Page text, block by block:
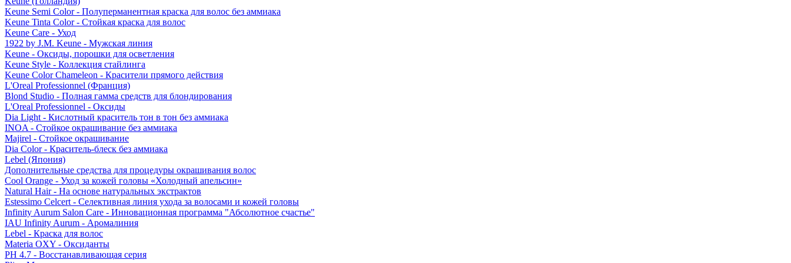
Keune Semi Color - Полуперманентная краска для волос без аммиака
Keune Tinta Color - Стойкая краска для волос
Keune Care - Уход
1922 by J.M. Keune - Мужская линия
Keune - Оксиды, порошки для осветления
Keune Style - Коллекция стайлинга
Keune Color Chameleon - Красители прямого действия
L'Oreal Professionnel (Франция)
Blond Studio - Полная гамма средств для блондирования
L'Oreal Professionnel - Оксиды
Dia Light - Кислотный краситель тон в тон без аммиака
INOA - Стойкое окрашивание без аммиака
Majirel - Стойкое окрашивание
Dia Color - Краситель-блеск без аммиака
Lebel (Япония)
Дополнительные средства для процедуры окрашивания волос
Cool Orange - Уход за кожей головы «Холодный апельсин»
Natural Hair - На основе натуральных экстрактов
Estessimo Celcert - Селективная линия ухода за волосами и кожей головы
Infinity Aurum Salon Care - Инновационная программа "Абсолютное счастье"
IAU Infinity Aurum - Аромалиния
Lebel - Краска для волос
Materia OXY - Оксиданты
PH 4.7 - Восстанавливающая серия